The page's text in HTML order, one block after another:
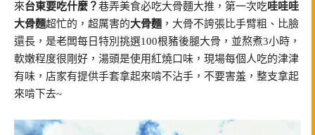
來台東要吃什麼？巷弄美食必吃大骨麵大推，第一次吃哇哇哇
大骨麵超忙的，超厲害的大骨麵 ，大骨不誇張比手臂粗、比臉
還長，是老闆每日特別挑選100根豬後腿大骨，並熬煮3小時，
軟嫩程度很剛好，湯頭是使用紅燒口味，現場每個人吃的津津
有味，店家有提供手套拿起來啃不沾手，不要害羞，整支拿起
來啃下去~